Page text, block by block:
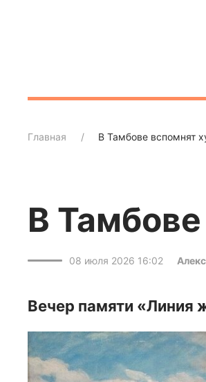
Главная В Тамбове вспомнят
В
08 июля 2026 16:02
Вечер памяти «Линия